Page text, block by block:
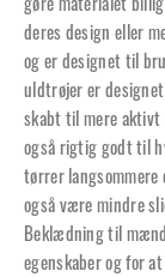
deres design eller
og er designet til
uldtrøjer er
skabt til mere
også rigtig godt til
tørrer langsommere
også være mindre
Beklædning til
egenskaber og for